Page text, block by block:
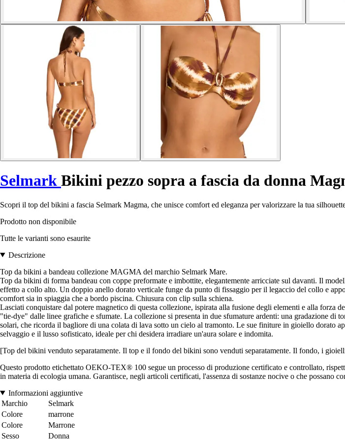
Selmark Bikini pezzo sopra a fascia da donna
Scopri il top del bikini a fascia Selmark Magma, che unisce comfort ed eleganza per valorizzare la tua
Prodotto non disponibile
Tutte le varianti sono esaurite
Descrizione
Top da bikini a bandeau collezione MAGMA del marchio Selmark Mare.
Top da bikini di forma bandeau con coppe preformate e imbottite, elegantemente arricciate sul davanti. Il
effetto a collo alto. Un doppio anello dorato verticale funge da punto di fissaggio per il legaccio del collo e
comfort sia in spiaggia che a bordo piscina. Chiusura con clip sulla schiena.
Lasciati conquistare dal potere magnetico di questa collezione, ispirata alla fusione degli elementi e alla forza
"tie-dye" dalle linee grafiche e sfumate. La collezione si presenta in due sfumature ardenti: una gradazione
solari, che ricorda il bagliore di una colata di lava sotto un cielo al tramonto. Le sue finiture in gioiello dorato
selvaggio e il lusso sofisticato, ideale per chi desidera irradiare un'aura solare e indomita.
[Top del bikini venduto separatamente. Il top e il fondo del bikini sono venduti separatamente. Il fondo, i
Questo prodotto etichettato OEKO-TEX® 100 segue un processo di produzione certificato e controllato,
in materia di ecologia umana. Garantisce, negli articoli certificati, l'assenza di sostanze nocive o che possano
Informazioni aggiuntive
Marchio
Selmark
Colore
marrone
Colore
Marrone
Sesso
Donna